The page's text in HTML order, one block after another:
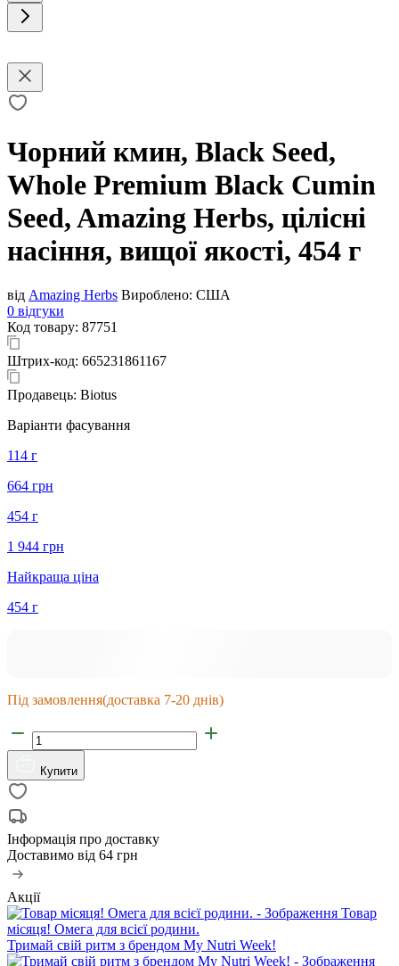
Чорний кмин, Black Seed,
Whole Premium Black Cumin
Seed, Amazing Herbs, цілісні
насіння, вищої якості, 454 г
від Amazing Herbs Вироблено: США
0 відгуки
Код товару: 87751
Штрих-код: 665231861167
Продавець: Biotus
Варіанти фасування
114 г
664 грн
454 г
1 944 грн
Найкраща ціна
454 г
Під замовлення(доставка 7-20 днів)
Купити
Інформація про доставку
Доставимо від 64 грн
Акції
Товар
місяця! Омега для всієї родини.
Тримай свій ритм з брендом My Nutri Week!